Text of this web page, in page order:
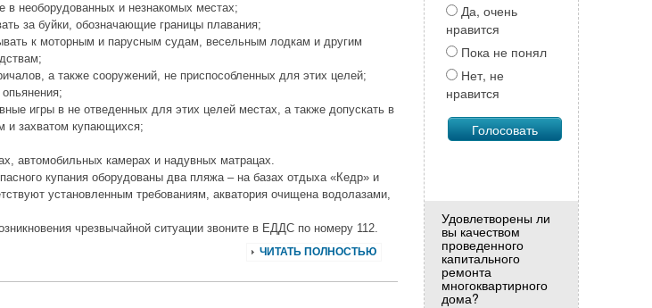
в необорудованных и незнакомых местах;
за буйки, обозначающие границы плавания;
к моторным и парусным судам, весельным лодкам и другим
а также сооружений, не приспособленных для этих целей;
опьянения;
игры в не отведенных для этих целей местах, а также допускать в
и захватом купающихся;
автомобильных камерах и надувных матрацах.
купания оборудованы два пляжа – на базах отдыха «Кедр» и
установленным требованиям, акватория очищена водолазами,
чрезвычайной ситуации звоните в ЕДДС по номеру 112.
ЧИТАТЬ ПОЛНОСТЬЮ
Да, очень
нравится
Пока не понял
Нет, не
нравится
Удовлетворены ли
вы качеством
проведенного
капитального
ремонта
многоквартирного
дома?